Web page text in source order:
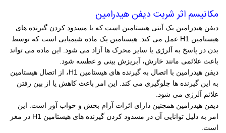
مکانیسم اثرشربت دیفن هیدرامین
دیفن هیدرامین یک آنتی هیستامین است که با مسدود کردن گیرنده های
هیستامین H1 عمل می کند. هیستامین یک ماده شیمیایی است که توسط
بدن در پاسخ به آلرژی یا سایر محرک ها آزاد می شود. این ماده می تواند
باعث علائمی مانند خارش، آبریزش بینی و عطسه شود.
دیفن هیدرامین با اتصال به گیرنده های هیستامین H1، از اتصال هیستامین
به این گیرنده ها جلوگیری می کند. این امر باعث کاهش یا از بین رفتن
علائم آلرژی می شود.
دیفن هیدرامین همچنین دارای اثرات آرام بخش و خواب آور است. این
امر به دلیل توانایی آن در مسدود کردن گیرنده های هیستامین H1 در مغز
است.